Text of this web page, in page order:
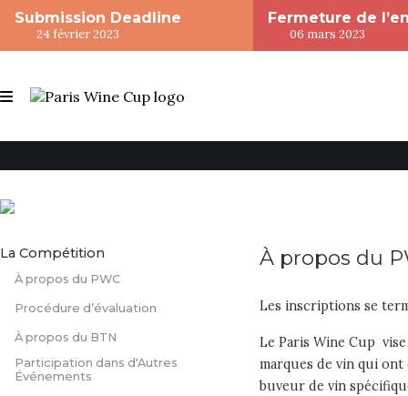
Submission Deadline
24 février 2023
Fermeture de
06 mars 2023
La Compétition
À propos du PWC
Procédure d’évaluation
À propos du BTN
Participation dans d'Autres
Événements
À propos du
Les inscriptions se
Le Paris Wine Cup
marques de vin qui
buveur de vin